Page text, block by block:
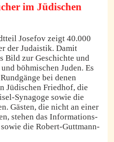
im Jüdischen
Josefov zeigt 40.000
der Judaistik. Damit
Bild zur Geschichte und
böhmischen Juden. Es
bei denen
Jüdischen Friedhof, die
Synagoge sowie die
Gästen, die nicht an einer
stehen das Informations-
die Robert-Guttmann-